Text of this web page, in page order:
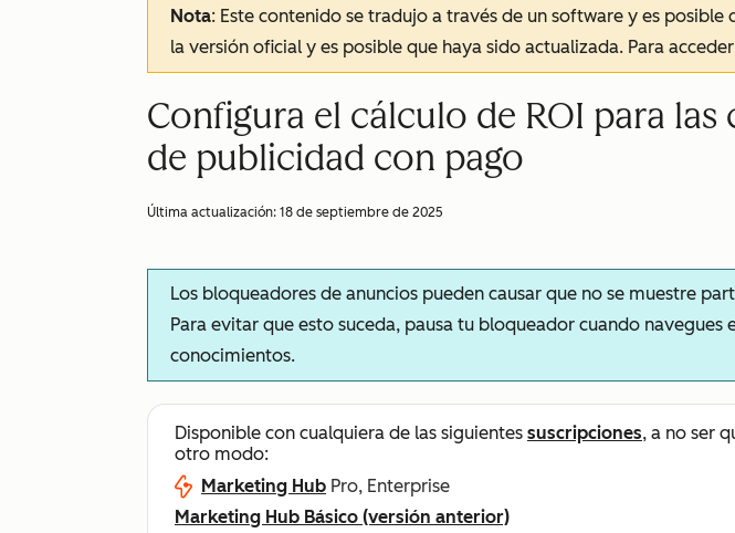
Nota: Este contenido se tradujo a través de un software y es posible
la versión oficial y es posible que haya sido actualizada. Para
Configura el cálculo de ROI para las
de publicidad con pago
Última actualización: 18 de septiembre de 2025
Los bloqueadores de anuncios pueden causar que no se muestre
Para evitar que esto suceda, pausa tu bloqueador cuando navegues
conocimientos.
Disponible con cualquiera de las siguientes suscripciones, a no ser
otro modo:
Marketing Hub Pro, Enterprise
Marketing Hub Básico (versión anterior)